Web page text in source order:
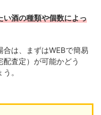
い酒の種類や個数によっ
は、まずはWEBで簡易
査定）が可能かどう
。